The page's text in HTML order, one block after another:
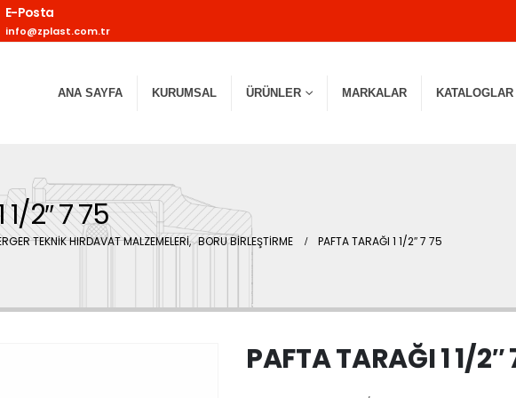
E-Posta
info@zplast.com.tr
ANA SAYFA KURUMSAL ÜRÜNLER MARKALAR KATALOGLAR
1/2″ 7 75
TEKNİK HIRDAVAT MALZEMELERİ, BORU BİRLEŞTİRME PAFTA TARAĞI 1 1/2″ 7 75
PAFTA TARAĞI 1 1/2″